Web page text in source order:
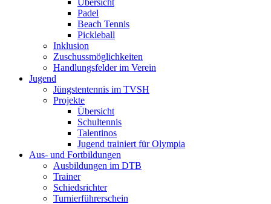
Übersicht
Padel
Beach Tennis
Pickleball
Inklusion
Zuschussmöglichkeiten
Handlungsfelder im Verein
Jugend
Jüngstentennis im TVSH
Projekte
Übersicht
Schultennis
Talentinos
Jugend trainiert für Olympia
Aus- und Fortbildungen
Ausbildungen im DTB
Trainer
Schiedsrichter
Turnierführerschein